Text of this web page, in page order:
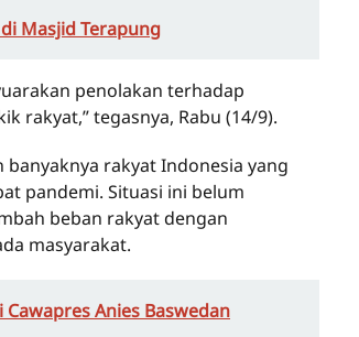
Masjid Terapung
penolakan terhadap
rakyat,” tegasnya, Rabu (14/9).
rakyat Indonesia yang
pandemi. Situasi ini belum
beban rakyat dengan
masyarakat.
Anies Baswedan